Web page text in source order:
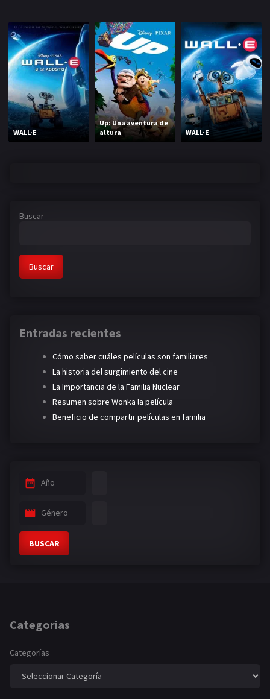
WALL·E
Up: Una aventura de
altura
WALL·E
Buscar
Buscar
Entradas recientes
Cómo saber cuáles películas son familiares
La historia del surgimiento del cine
La Importancia de la Familia Nuclear
Resumen sobre Wonka la película
Beneficio de compartir películas en familia
Año
Género
BUSCAR
Categorias
Categorías